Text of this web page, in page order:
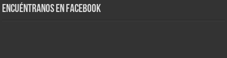
Encuéntranos en Facebook